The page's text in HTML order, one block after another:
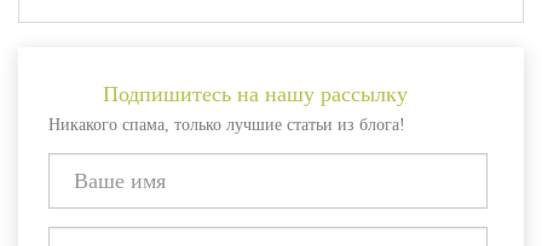
Подпишитесь на нашу рассылку
Никакого спама, только лучшие статьи из блога!